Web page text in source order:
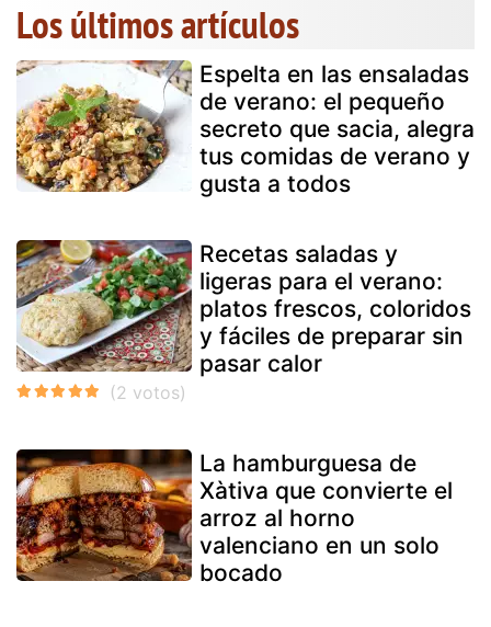
Los últimos artículos
Espelta en las ensaladas
de verano: el pequeño
secreto que sacia, alegra
tus comidas de verano y
gusta a todos
Recetas saladas y
ligeras para el verano:
platos frescos, coloridos
y fáciles de preparar sin
pasar calor
La hamburguesa de
Xàtiva que convierte el
arroz al horno
valenciano en un solo
bocado